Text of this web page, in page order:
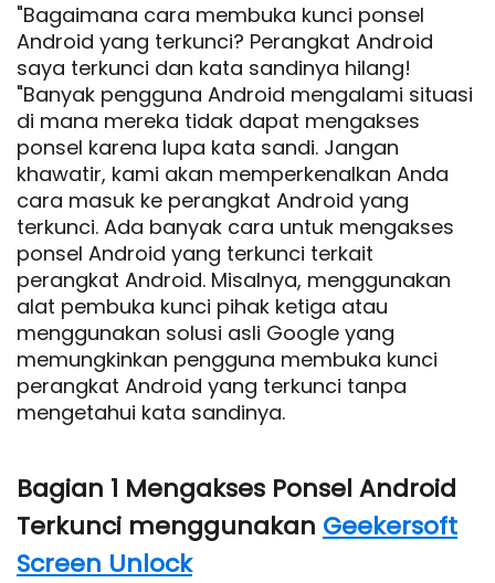
"Bagaimana cara membuka kunci ponsel
Android yang terkunci? Perangkat Android
saya terkunci dan kata sandinya hilang!
"Banyak pengguna Android mengalami situasi
di mana mereka tidak dapat mengakses
ponsel karena lupa kata sandi. Jangan
khawatir, kami akan memperkenalkan Anda
cara masuk ke perangkat Android yang
terkunci. Ada banyak cara untuk mengakses
ponsel Android yang terkunci terkait
perangkat Android. Misalnya, menggunakan
alat pembuka kunci pihak ketiga atau
menggunakan solusi asli Google yang
memungkinkan pengguna membuka kunci
perangkat Android yang terkunci tanpa
mengetahui kata sandinya.
Bagian 1 Mengakses Ponsel Android
Terkunci menggunakan Geekersoft
Screen Unlock